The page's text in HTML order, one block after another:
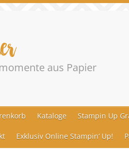
aus Papier
Kataloge Stampin Up
Exklusiv Online Stampin‘ Up!